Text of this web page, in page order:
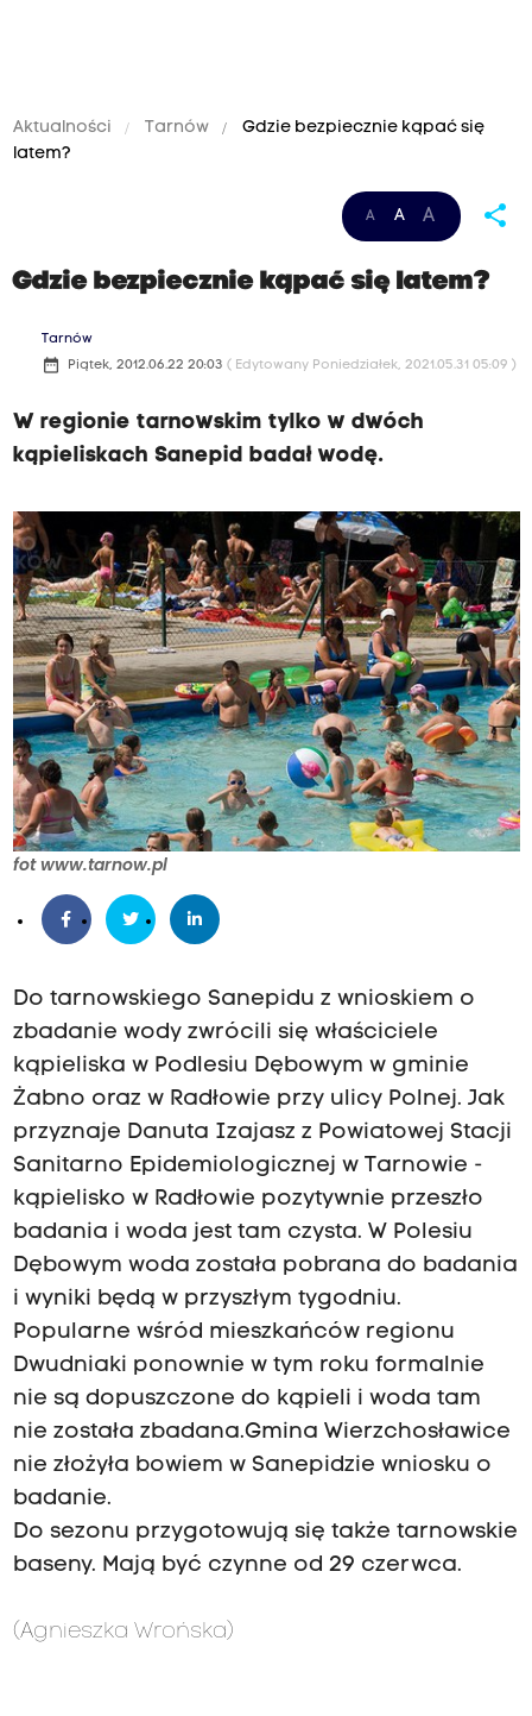
Aktualności Tarnów
Gdzie bezpiecznie kąpać się
latem?
A A A share
Gdzie bezpiecznie kąpać się latem?
Tarnów
date_range Piątek, 2012.06.22 20:03 ( Edytowany Poniedziałek, 2021.05.31 05:09 )
W regionie tarnowskim tylko w dwóch
kąpieliskach Sanepid badał wodę.
fot www.tarnow.pl
Do tarnowskiego Sanepidu z wnioskiem o
zbadanie wody zwrócili się właściciele
kąpieliska w Podlesiu Dębowym w gminie
Żabno oraz w Radłowie przy ulicy Polnej. Jak
przyznaje Danuta Izajasz z Powiatowej Stacji
Sanitarno Epidemiologicznej w Tarnowie -
kąpielisko w Radłowie pozytywnie przeszło
badania i woda jest tam czysta. W Polesiu
Dębowym woda została pobrana do badania
i wyniki będą w przyszłym tygodniu.
Popularne wśród mieszkańców regionu
Dwudniaki ponownie w tym roku formalnie
nie są dopuszczone do kąpieli i woda tam
nie została zbadana.Gmina Wierzchosławice
nie złożyła bowiem w Sanepidzie wniosku o
badanie.
Do sezonu przygotowują się także tarnowskie
baseny. Mają być czynne od 29 czerwca.
(Agnieszka Wrońska)